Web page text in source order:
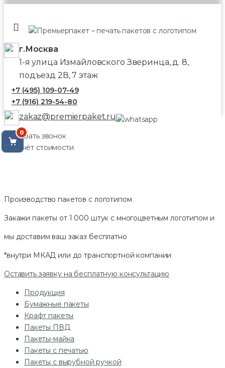
г.Москва
1-я улица Измайловского Зверинца, д. 8,
подъезд 2В, 7 этаж
+7 (495) 109-07-49
+7 (916) 219-54-80
zakaz@premierpaket.ru
Заказать звонок
Расчёт стоимости
0
Производство пакетов с логотипом
Закажи пакеты от 1 000 штук с многоцветным логотипом и
мы доставим ваш заказ бесплатно
*внутри МКАД или до транспортной компании
Оставить заявку на бесплатную консультацию
Продукция
Бумажные пакеты
Крафт пакеты
Пакеты ПВД
Пакеты-майка
Пакеты с печатью
Пакеты с вырубной ручкой